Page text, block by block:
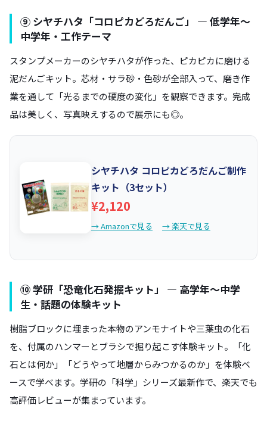
⑨ シヤチハタ「コロピカどろだんご」 — 低学年〜
中学年・工作テーマ
スタンプメーカーのシヤチハタが作った、ピカピカに磨ける
泥だんごキット。芯材・サラ砂・色砂が全部入って、磨き作
業を通して「光るまでの硬度の変化」を観察できます。完成
品は美しく、写真映えするので展示にも◎。
シヤチハタ コロピカどろだんご制作
キット（3セット）
¥2,120
→ Amazonで見る → 楽天で見る
⑩ 学研「恐竜化石発掘キット」 — 高学年〜中学
生・話題の体験キット
樹脂ブロックに埋まった本物のアンモナイトや三葉虫の化石
を、付属のハンマーとブラシで掘り起こす体験キット。「化
石とは何か」「どうやって地層からみつかるのか」を体験ベ
ースで学べます。学研の「科学」シリーズ最新作で、楽天でも
高評価レビューが集まっています。